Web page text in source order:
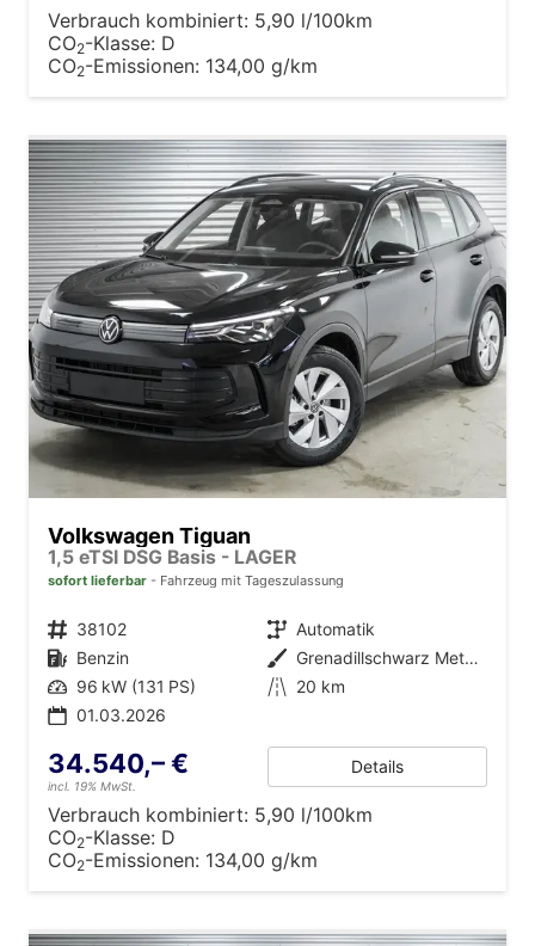
Verbrauch kombiniert: 5,90 l/100km
CO2-Klasse: D
CO2-Emissionen: 134,00 g/km
Volkswagen Tiguan
1,5 eTSI DSG Basis - LAGER
sofort lieferbar Fahrzeug mit Tageszulassung
Fahrzeugnr. 38102 Getriebe Automatik
Kraftstoff Benzin Außenfarbe
Grenadillschwarz Metallic (0E)
Leistung 96 kW (131 PS) Kilometerstand 20 km
01.03.2026
34.540,– €
incl. 19% MwSt.
Details
Verbrauch kombiniert: 5,90 l/100km
CO2-Klasse: D
CO2-Emissionen: 134,00 g/km